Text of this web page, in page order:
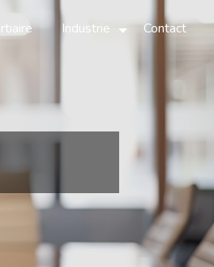
Industrie Contact